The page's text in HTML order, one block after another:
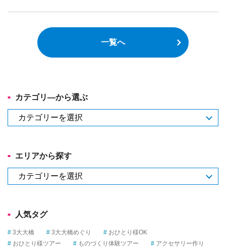
一覧へ
カテゴリ―から選ぶ
テ
―
か
エリアから探す
リ
ら
探
す
人気タグ
3大大橋 3大大橋めぐり
おひとり様OK
おひとり様ツアー
ものづくり体験ツアー
アクセサリー作り